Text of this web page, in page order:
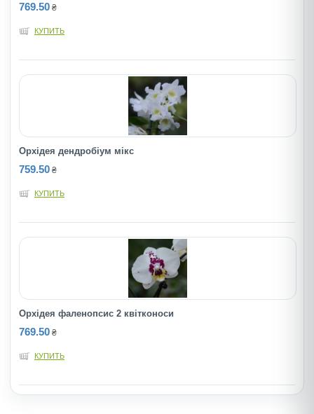
769.50 ₴
КУПИТЬ
Орхідея дендробіум мікс
759.50 ₴
КУПИТЬ
Орхідея фаленопсис 2 квітконоси
769.50 ₴
КУПИТЬ